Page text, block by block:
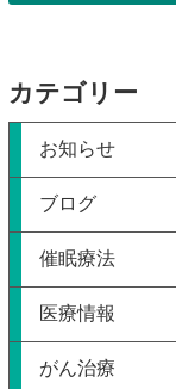
カテゴリー
お知らせ
ブログ
催眠療法
医療情報
がん治療